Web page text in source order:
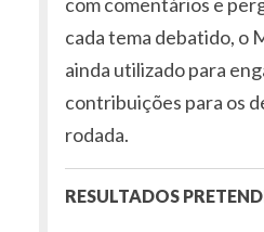
cada tema debatido, o
ainda utilizado para
contribuições para os
rodada.
RESULTADOS